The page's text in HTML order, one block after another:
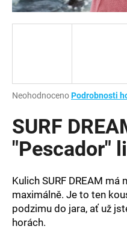
Průměrné
produktu
je
0,0
hvězdiček.
NeohodnocenoPodrobnosti
SURF
"Pescador"
Kulich SURF DREAM
maximálně. Je to ten
podzimu do jara, ať už
horách.
a
HLEDAT
D
o
p